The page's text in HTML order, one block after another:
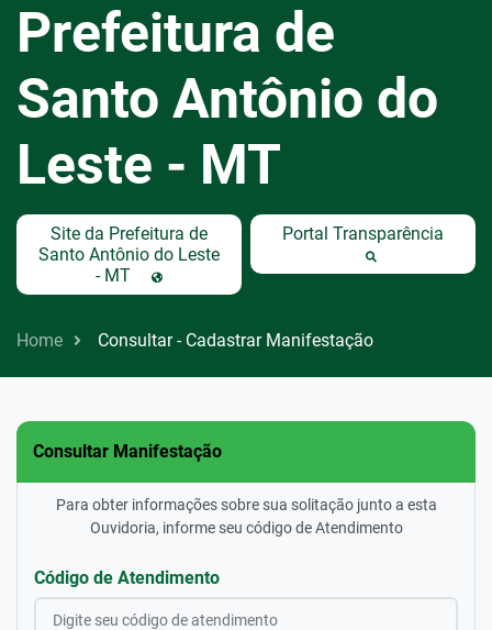
Prefeitura de
Santo Antônio do
Leste - MT
Site da Prefeitura de
Santo Antônio do Leste
- MT
Portal Transparência
Home Consultar - Cadastrar Manifestação
Consultar Manifestação
Para obter informações sobre sua solitação junto a esta
Ouvidoria, informe seu código de Atendimento
Código de Atendimento